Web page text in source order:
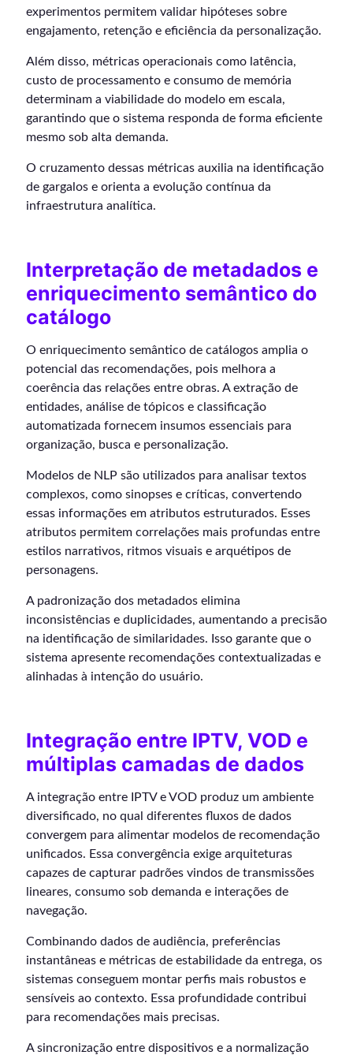
experimentos permitem validar hipóteses sobre
engajamento, retenção e eficiência da personalização.
Além disso, métricas operacionais como latência,
custo de processamento e consumo de memória
determinam a viabilidade do modelo em escala,
garantindo que o sistema responda de forma eficiente
mesmo sob alta demanda.
O cruzamento dessas métricas auxilia na identificação
de gargalos e orienta a evolução contínua da
infraestrutura analítica.
Interpretação de metadados e
enriquecimento semântico do
catálogo
O enriquecimento semântico de catálogos amplia o
potencial das recomendações, pois melhora a
coerência das relações entre obras. A extração de
entidades, análise de tópicos e classificação
automatizada fornecem insumos essenciais para
organização, busca e personalização.
Modelos de NLP são utilizados para analisar textos
complexos, como sinopses e críticas, convertendo
essas informações em atributos estruturados. Esses
atributos permitem correlações mais profundas entre
estilos narrativos, ritmos visuais e arquétipos de
personagens.
A padronização dos metadados elimina
inconsistências e duplicidades, aumentando a precisão
na identificação de similaridades. Isso garante que o
sistema apresente recomendações contextualizadas e
alinhadas à intenção do usuário.
Integração entre IPTV, VOD e
múltiplas camadas de dados
A integração entre IPTV e VOD produz um ambiente
diversificado, no qual diferentes fluxos de dados
convergem para alimentar modelos de recomendação
unificados. Essa convergência exige arquiteturas
capazes de capturar padrões vindos de transmissões
lineares, consumo sob demanda e interações de
navegação.
Combinando dados de audiência, preferências
instantâneas e métricas de estabilidade da entrega, os
sistemas conseguem montar perfis mais robustos e
sensíveis ao contexto. Essa profundidade contribui
para recomendações mais precisas.
A sincronização entre dispositivos e a normalização